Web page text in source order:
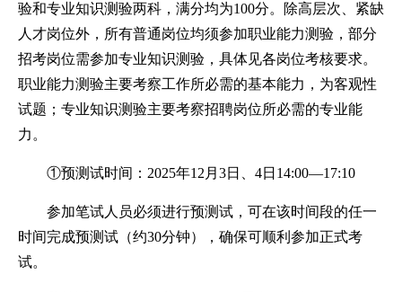
验和专业知识测验两科，满分均为100分。除高层次、紧缺
人才岗位外，所有普通岗位均须参加职业能力测验，部分
招考岗位需参加专业知识测验，具体见各岗位考核要求。
职业能力测验主要考察工作所必需的基本能力，为客观性
试题；专业知识测验主要考察招聘岗位所必需的专业能
力。
①预测试时间：2025年12月3日、4日14:00—17:10
参加笔试人员必须进行预测试，可在该时间段的任一
时间完成预测试（约30分钟），确保可顺利参加正式考
试。